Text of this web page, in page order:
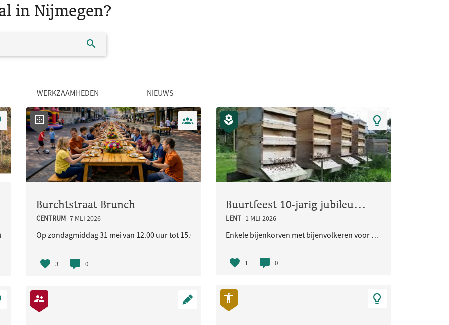
in Nijmegen?
WERKZAAMHEDEN NIEUWS
buurt
Burchtstraat Brunch
CENTRUM 7 MEI 2026
Op zondagmiddag 31 mei van 12.00 uur tot 15.00 uur staat in de Burchtstraat in N..
3 0
Buurtfeest 10-jarig jubileum Woongemeenschap Eikpunt
LENT 1 MEI 2026
Enkele bijenkorven met bijenvolkeren voor de in sept. 2026 jubilerende Ecologische Woongemeenschap..
1 0